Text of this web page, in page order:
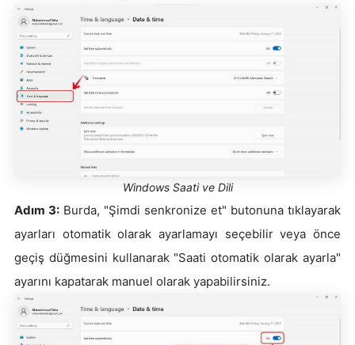
Windows Saati ve Dili
Adım 3: Burda, "Şimdi senkronize et" butonuna tıklayarak
ayarları otomatik olarak ayarlamayı seçebilir veya önce
geçiş düğmesini kullanarak "Saati otomatik olarak ayarla"
ayarını kapatarak manuel olarak yapabilirsiniz.